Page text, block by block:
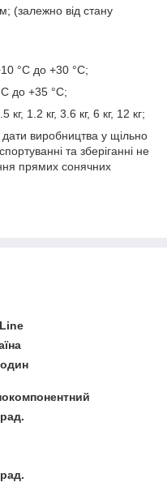
(залежно від стану
°С до +30 °С;
до +35 °С;
1.2 кг, 3.6 кг, 6 кг, 12 кг;
дати виробництва у щільно
та зберіганні не
прямих сонячних